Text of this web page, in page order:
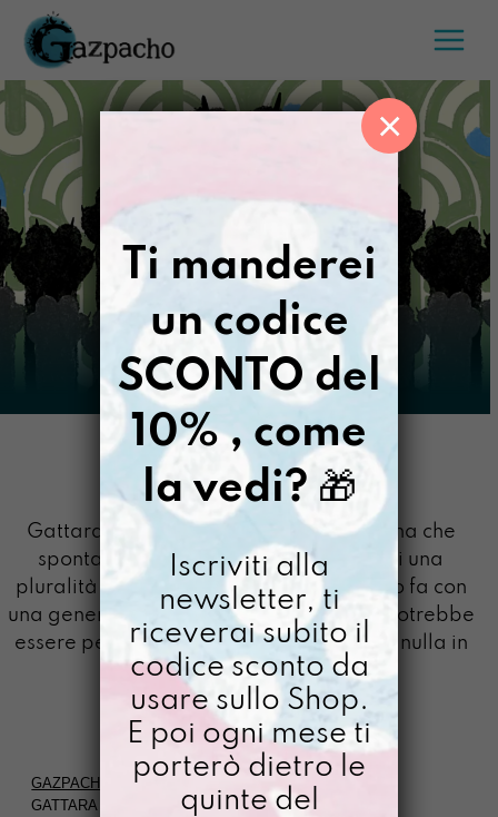
Salta
contenuto
GATTARA
Gattara (Roma): "Solitamente una donna che
spontaneamente si dedica alla cura di una
pluralità di gatti (soprattuto randagi). Lo fa con
una generosità che con gli esseri umani potrebbe
essere pericolosa, cioè senza aspettarsi nulla in
cambio”
GAZPACHO PAROLE DAL RESTO DELLA TERRA
GATTARA
Ti manderei
un codice
SCONTO del
10% , come
la vedi? 🎁
Iscriviti alla
newsletter, ti
riceverai subito il
codice sconto da
usare sullo Shop.
E poi ogni mese ti
porterò dietro le
quinte del
×